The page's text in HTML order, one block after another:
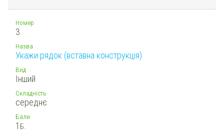
Номер
3.
Назва
Укажи рядок (вставна конструкція)
Вид
Інший
Складність
середнє
Бали
1 Б.